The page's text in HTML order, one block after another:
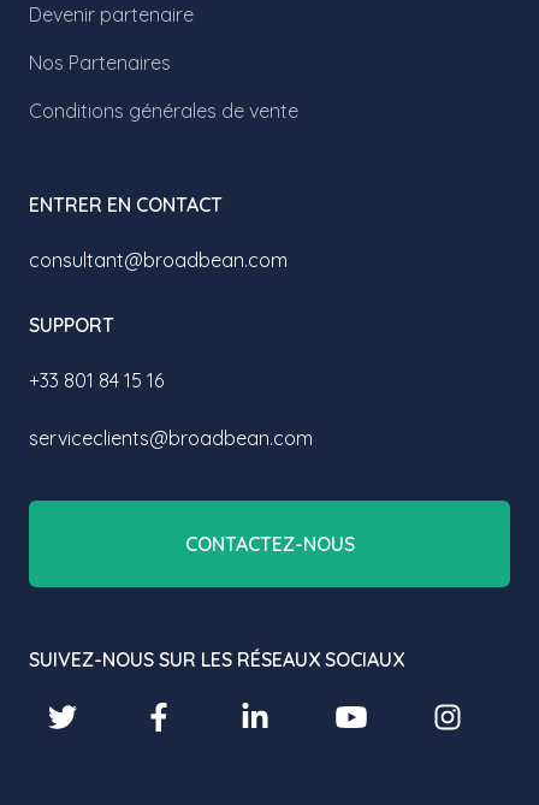
Devenir partenaire
Nos Partenaires
Conditions générales de vente
ENTRER EN CONTACT
consultant@broadbean.com
SUPPORT
+33 801 84 15 16
serviceclients@broadbean.com
CONTACTEZ-NOUS
SUIVEZ-NOUS SUR LES RÉSEAUX SOCIAUX